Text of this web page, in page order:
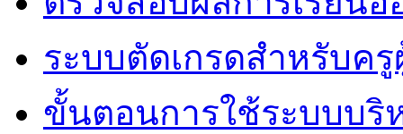
ระบบตัดเกรดสำหรับค
ขั้นตอนการใช้ระบบบริ